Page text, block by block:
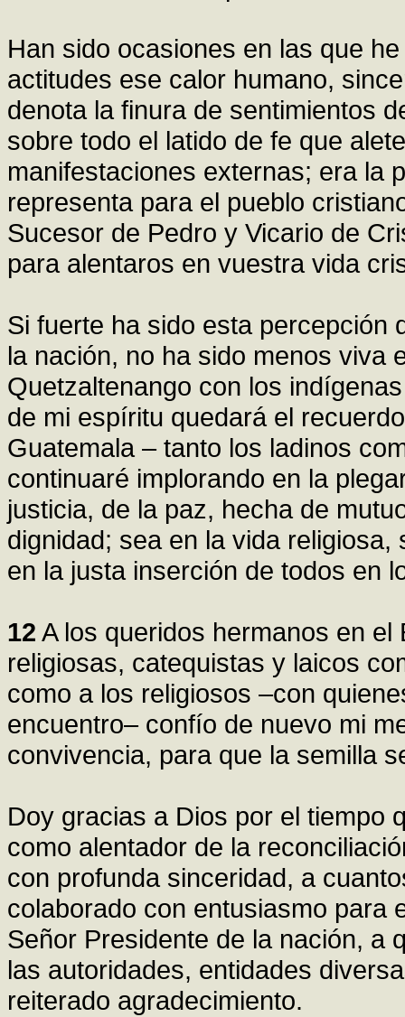
Han sido ocasiones en las que
actitudes ese calor humano,
denota la finura de sentimientos
sobre todo el latido de fe que
manifestaciones externas; era la
representa para el pueblo
Sucesor de Pedro y Vicario de
para alentaros en vuestra vida
Si fuerte ha sido esta percepción
la nación, no ha sido menos viva
Quetzaltenango con los
de mi espíritu quedará el
Guatemala – tanto los ladinos
continuaré implorando en la
justicia, de la paz, hecha de
dignidad; sea en la vida
en la justa inserción de todos en
12 A los queridos hermanos en
religiosas, catequistas y laicos
como a los religiosos –con
encuentro– confío de nuevo mi
convivencia, para que la semilla
Doy gracias a Dios por el tiempo
como alentador de la
con profunda sinceridad, a
colaborado con entusiasmo para
Señor Presidente de la nación, a
las autoridades, entidades
reiterado agradecimiento.